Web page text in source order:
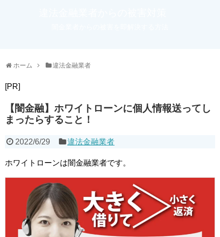
ホーム 違法金融業者
[PR]
【闇金融】ホワイトローンに個人情報送ってし
まったらすること！
2022/6/29 違法金融業者
ホワイトローンは闇金融業者です。